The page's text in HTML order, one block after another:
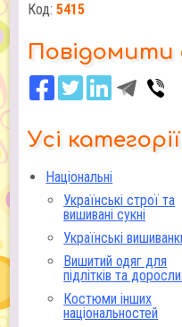
Усі категорії
Національні
Українські строї та
вишивані сукні
Українські
Вишитий одяг для
підлітків та
Костюми інших
національностей
Код:5415
Повідомити